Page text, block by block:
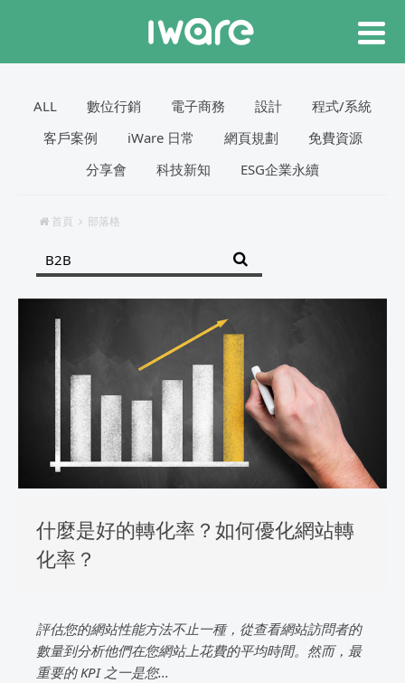
ALL 數位行銷 電子商務 設計
程式/系統
客戶案例
iWare 日常 網頁規劃
免費資源
分享會
科技新知 ESG企業永續
首頁 部落格
什麼是好的轉化率？如何優化網站轉
化率？
評估您的網站性能方法不止一種，從查看網站訪問者的
數量到分析他們在您網站上花費的平均時間。然而，最
重要的 KPI 之一是您...